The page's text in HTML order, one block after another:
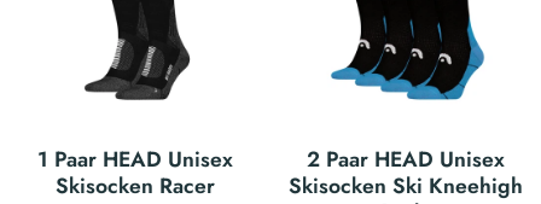
1 Paar HEAD Unisex
Skisocken Racer
2 Paar HEAD Unisex
Skisocken Ski Kneehigh